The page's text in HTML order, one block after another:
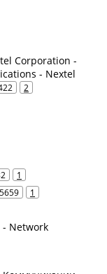
Corporation -
- Nextel
2
1
5659 1
- Network